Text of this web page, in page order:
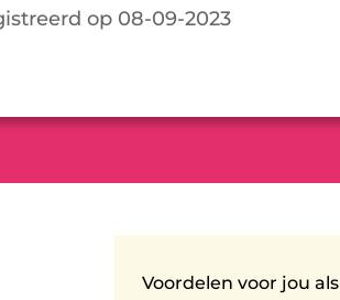
op 08-09-2023
Voordelen voor jou als